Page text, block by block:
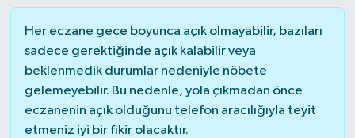
Her eczane gece boyunca açık olmayabilir, bazıları
sadece gerektiğinde açık kalabilir veya
beklenmedik durumlar nedeniyle nöbete
gelemeyebilir. Bu nedenle, yola çıkmadan önce
eczanenin açık olduğunu telefon aracılığıyla teyit
etmeniz iyi bir fikir olacaktır.